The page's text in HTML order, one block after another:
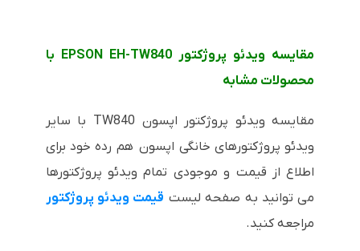
مقایسه ویدئو پروژکتور EPSON EH-TW840 با
محصولات مشابه
مقایسه ویدئو پروژکتور اپسون TW840 با سایر
ویدئو پروژکتورهای خانگی اپسون هم رده خود برای
اطلاع از قیمت و موجودی تمام ویدئو پروژکتورها
می توانید به صفحه لیست قیمت ویدئو پروژکتور
مراجعه کنید.